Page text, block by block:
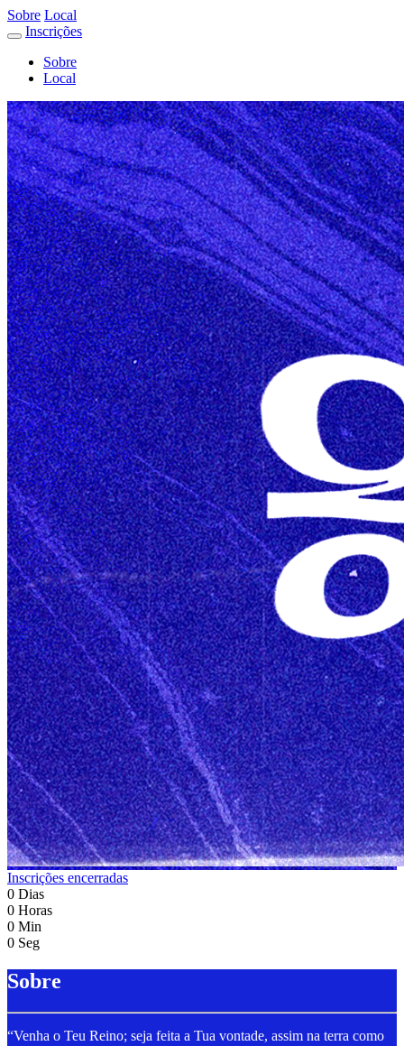
Sobre Local
Inscrições
Sobre
Local
Inscrições encerradas
0 Dias
0 Horas
0 Min
0 Seg
Sobre
“Venha o Teu Reino; seja feita a Tua vontade, assim na terra como